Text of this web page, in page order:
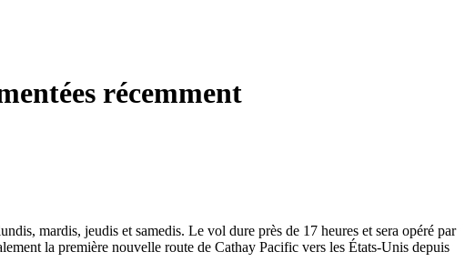
récemment
mardis, jeudis et samedis. Le vol dure près de 17 heures et sera opéré par
la première nouvelle route de Cathay Pacific vers les États-Unis depuis